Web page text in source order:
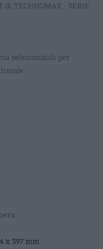
di TECHNOMAX - SERIE
selezionabili per
x 397 mm